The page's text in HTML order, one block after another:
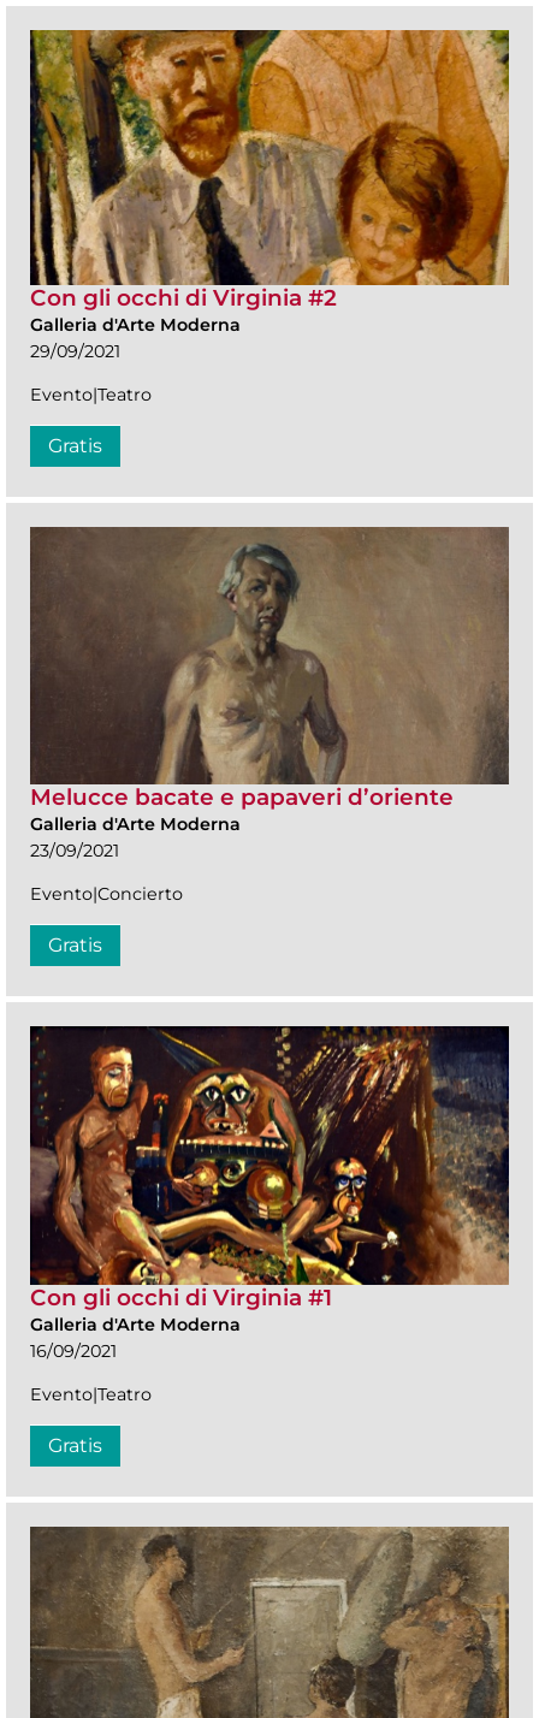
Con gli occhi di Virginia #2
Galleria d'Arte Moderna
29/09/2021
Evento|Teatro
Gratis
Melucce bacate e papaveri d’oriente
Galleria d'Arte Moderna
23/09/2021
Evento|Concierto
Gratis
Con gli occhi di Virginia #1
Galleria d'Arte Moderna
16/09/2021
Evento|Teatro
Gratis